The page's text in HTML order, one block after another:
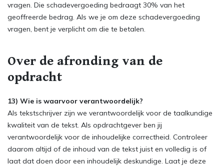
vragen. Die schadevergoeding bedraagt 30% van het
geoffreerde bedrag. Als we je om deze schadevergoeding
vragen, bent je verplicht om die te betalen.
Over de afronding van de
opdracht
13) Wie is waarvoor verantwoordelijk?
Als tekstschrijver zijn we verantwoordelijk voor de taalkundige
kwaliteit van de tekst. Als opdrachtgever ben jij
verantwoordelijk voor de inhoudelijke correctheid. Controleer
daarom altijd of de inhoud van de tekst juist en volledig is of
laat dat doen door een inhoudelijk deskundige. Laat je deze